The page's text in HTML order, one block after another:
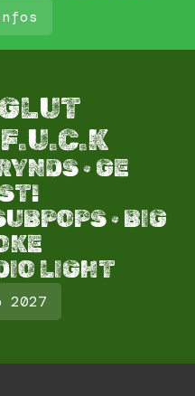
· GE
· BIG
LIGHT​
2027